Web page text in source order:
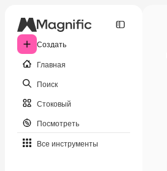
Создать
Главная
Поиск
Стоковый
Посмотреть
Все инструменты